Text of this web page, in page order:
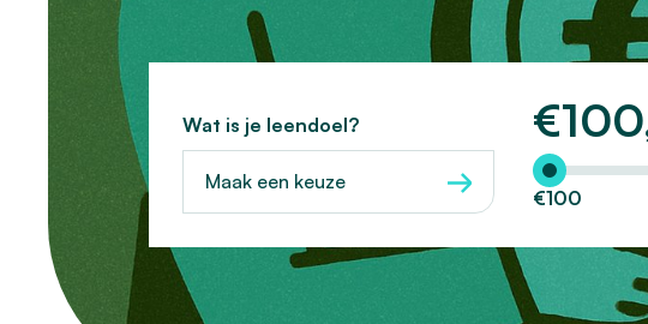
Wat is je leendoel?
Maak een keuze
€
Hoeveel wilt
€100